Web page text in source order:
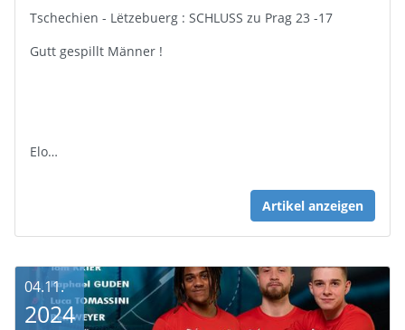
Tschechien - Lëtzebuerg : SCHLUSS zu Prag 23 -17
Gutt gespillt Männer !
Elo…
Artikel anzeigen
04.11.
2024